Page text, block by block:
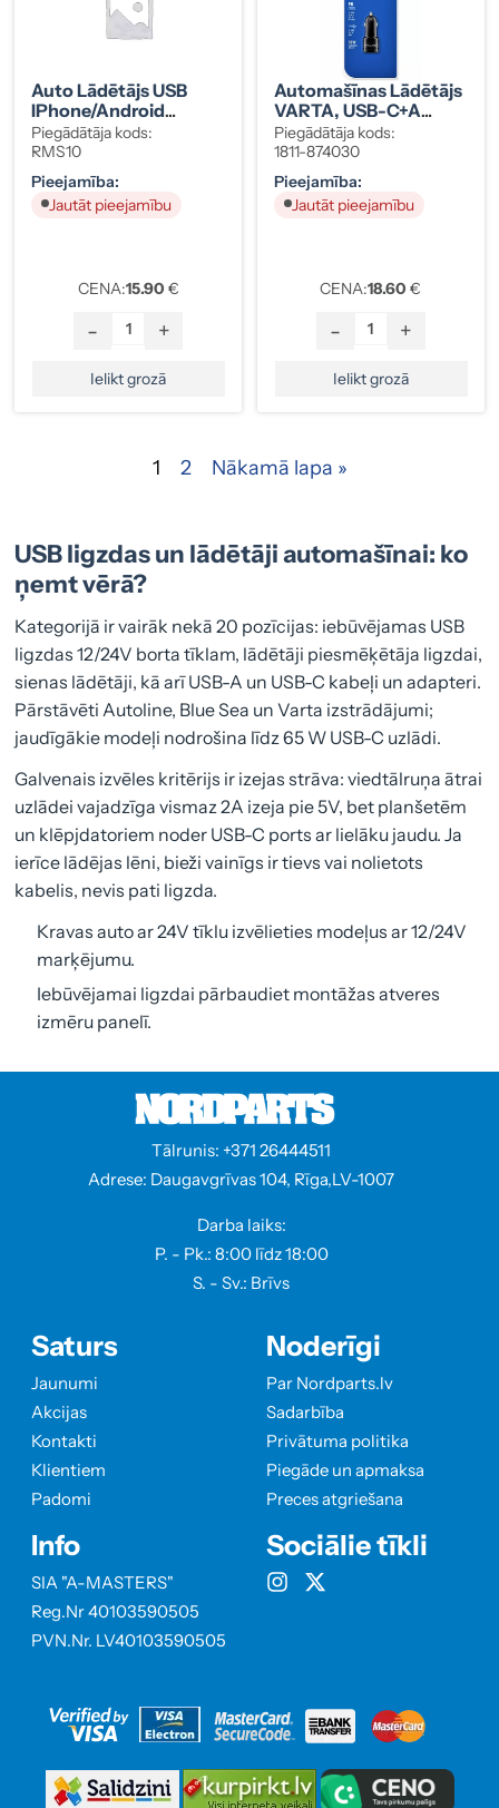
Auto Lādētājs USB
IPhone/Android
Cigarešu Šķiltavu
Ligzdai
Piegādātāja kods:
RMS10
Pieejamība:
Jautāt pieejamību
CENA:15.90 €
- +
Ielikt grozā
Automašīnas Lādētājs
VARTA, USB-C+A
12/24V, 5V/3A Un
5V/2,4A
Piegādātāja kods:
1811-874030
Pieejamība:
Jautāt pieejamību
CENA:18.60 €
- +
Ielikt grozā
1 2 Nākamā lapa »
USB ligzdas un lādētāji automašīnai: ko
ņemt vērā?
Kategorijā ir vairāk nekā 20 pozīcijas: iebūvējamas USB
ligzdas 12/24V borta tīklam, lādētāji piesmēķētāja ligzdai,
sienas lādētāji, kā arī USB-A un USB-C kabeļi un adapteri.
Pārstāvēti Autoline, Blue Sea un Varta izstrādājumi;
jaudīgākie modeļi nodrošina līdz 65 W USB-C uzlādi.
Galvenais izvēles kritērijs ir izejas strāva: viedtālruņa ātrai
uzlādei vajadzīga vismaz 2A izeja pie 5V, bet planšetēm
un klēpjdatoriem noder USB-C ports ar lielāku jaudu. Ja
ierīce lādējas lēni, bieži vainīgs ir tievs vai nolietots
kabelis, nevis pati ligzda.
Kravas auto ar 24V tīklu izvēlieties modeļus ar 12/24V
marķējumu.
Iebūvējamai ligzdai pārbaudiet montāžas atveres
izmēru panelī.
Tālrunis: +371 26444511
Adrese: Daugavgrīvas 104, Rīga,LV-1007
Darba laiks:
P. - Pk.: 8:00 līdz 18:00
S. - Sv.: Brīvs
Saturs
Jaunumi
Akcijas
Kontakti
Klientiem
Padomi
Info
SIA "A-MASTERS"
Reg.Nr 40103590505
PVN.Nr. LV40103590505
Noderīgi
Par Nordparts.lv
Sadarbība
Privātuma politika
Piegāde un apmaksa
Preces atgriešana
Sociālie tīkli